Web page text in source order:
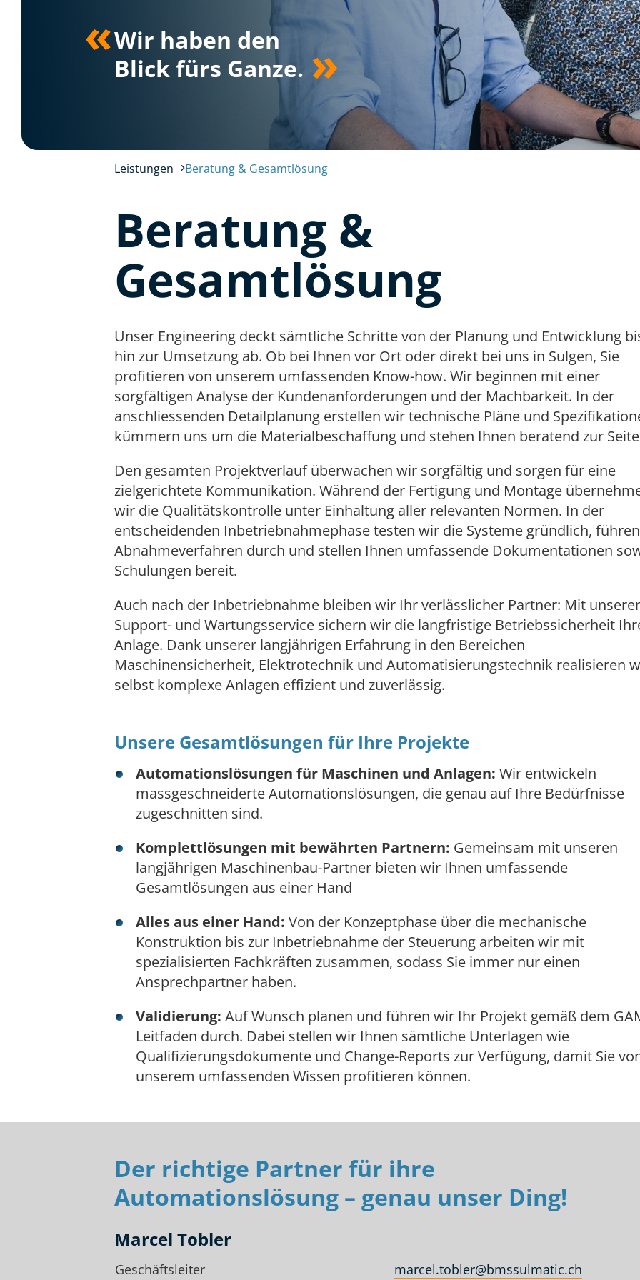
«Wir haben den
Blick fürs Ganze. »
Leistungen Beratung & Gesamtlösung
Beratung &
Gesamtlösung
Unser Engineering deckt sämtliche Schritte von der Planung und Entwicklung
hin zur Umsetzung ab. Ob bei Ihnen vor Ort oder direkt bei uns in Sulgen, Sie
profitieren von unserem umfassenden Know-how. Wir beginnen mit einer
sorgfältigen Analyse der Kundenanforderungen und der Machbarkeit. In der
anschliessenden Detailplanung erstellen wir technische Pläne und
kümmern uns um die Materialbeschaffung und stehen Ihnen beratend zur
Den gesamten Projektverlauf überwachen wir sorgfältig und sorgen für eine
zielgerichtete Kommunikation. Während der Fertigung und Montage
wir die Qualitätskontrolle unter Einhaltung aller relevanten Normen. In der
entscheidenden Inbetriebnahmephase testen wir die Systeme gründlich, führen
Abnahmeverfahren durch und stellen Ihnen umfassende Dokumentationen
Schulungen bereit.
Auch nach der Inbetriebnahme bleiben wir Ihr verlässlicher Partner: Mit
Support- und Wartungsservice sichern wir die langfristige Betriebssicherheit
Anlage. Dank unserer langjährigen Erfahrung in den Bereichen
Maschinensicherheit, Elektrotechnik und Automatisierungstechnik realisieren
selbst komplexe Anlagen effizient und zuverlässig.
Unsere Gesamtlösungen für Ihre Projekte
Automationslösungen für Maschinen und Anlagen: Wir entwickeln
massgeschneiderte Automationslösungen, die genau auf Ihre Bedürfnisse
zugeschnitten sind.
Komplettlösungen mit bewährten Partnern: Gemeinsam mit unseren
langjährigen Maschinenbau-Partner bieten wir Ihnen umfassende
Gesamtlösungen aus einer Hand
Alles aus einer Hand: Von der Konzeptphase über die mechanische
Konstruktion bis zur Inbetriebnahme der Steuerung arbeiten wir mit
spezialisierten Fachkräften zusammen, sodass Sie immer nur einen
Ansprechpartner haben.
Validierung: Auf Wunsch planen und führen wir Ihr Projekt gemäß dem
Leitfaden durch. Dabei stellen wir Ihnen sämtliche Unterlagen wie
Qualifizierungsdokumente und Change-Reports zur Verfügung, damit Sie
unserem umfassenden Wissen profitieren können.
Der richtige Partner für ihre
Automationslösung – genau unser Ding!
Marcel Tobler
Geschäftsleiter marcel.tobler@bmssulmatic.ch